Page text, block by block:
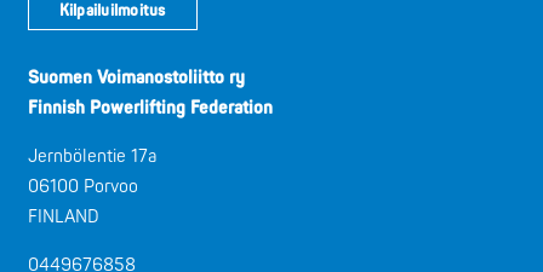
Kilpailuilmoitus
Suomen Voimanostoliitto ry
Finnish Powerlifting Federation
Jernbölentie 17a
06100 Porvoo
FINLAND
0449676858